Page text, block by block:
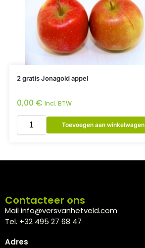
2 gratis Jonagold appel
0,00 € Incl. BTW
Toevoegen aan winkelwagen
Contacteer ons
Mail info@versvanhetveld.com
Tel. +32 495 27 68 47
Adres